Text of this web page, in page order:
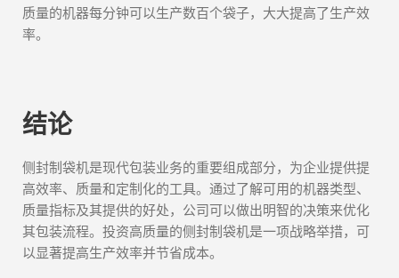
质量的机器每分钟可以生产数百个袋子，大大提高了生产效
率。
结论
侧封制袋机是现代包装业务的重要组成部分，为企业提供提
高效率、质量和定制化的工具。通过了解可用的机器类型、
质量指标及其提供的好处，公司可以做出明智的决策来优化
其包装流程。投资高质量的侧封制袋机是一项战略举措，可
以显著提高生产效率并节省成本。